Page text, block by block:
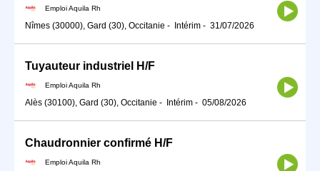
Emploi Aquila Rh
Nîmes (30000), Gard (30), Occitanie - Intérim - 31/07/2026
Tuyauteur industriel H/F
Emploi Aquila Rh
Alès (30100), Gard (30), Occitanie - Intérim - 05/08/2026
Chaudronnier confirmé H/F
Emploi Aquila Rh